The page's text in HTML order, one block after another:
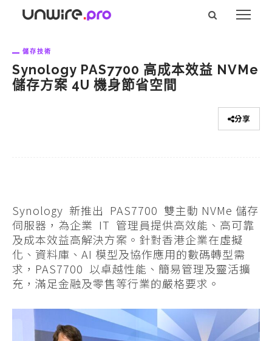
儲存技術
Synology PAS7700 高成本效益 NVMe
儲存方案 4U 機身節省空間
分享
Synology 新推出 PAS7700 雙主動 NVMe 儲存
伺服器，為企業 IT 管理員提供高效能、高可靠
及成本效益高解決方案。針對香港企業在虛擬
化、資料庫、AI 模型及協作應用的數碼轉型需
求，PAS7700 以卓越性能、簡易管理及靈活擴
充，滿足金融及零售等行業的嚴格要求。